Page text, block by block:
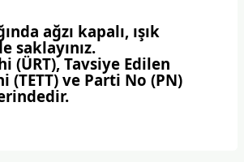
ağzı kapalı, ışık
saklayınız.
(ÜRT), Tavsiye Edilen
(TETT) ve Parti No (PN)